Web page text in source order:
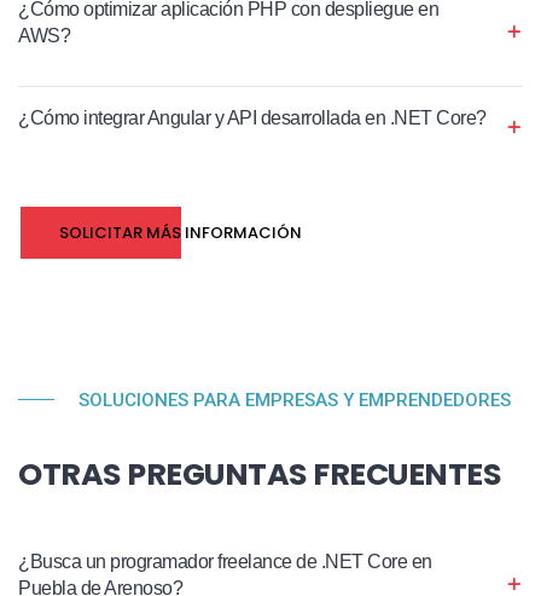
¿Cómo optimizar aplicación PHP con despliegue en
AWS?
¿Cómo integrar Angular y API desarrollada en .NET Core?
SOLICITAR MÁS INFORMACIÓN
SOLUCIONES PARA EMPRESAS Y EMPRENDEDORES
OTRAS PREGUNTAS FRECUENTES
¿Busca un programador freelance de .NET Core en
Puebla de Arenoso?